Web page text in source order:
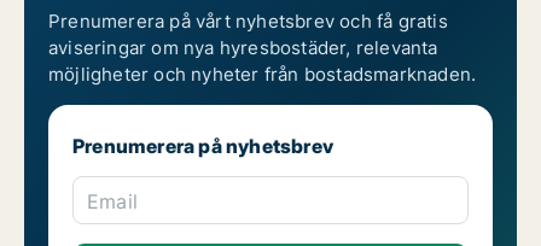
Prenumerera på vårt nyhetsbrev och få gratis
aviseringar om nya hyresbostäder, relevanta
möjligheter och nyheter från bostadsmarknaden.
Prenumerera på nyhetsbrev
Email